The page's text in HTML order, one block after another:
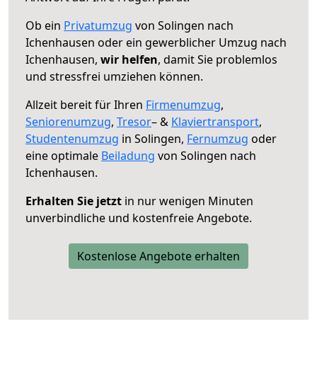
Ob ein Privatumzug von Solingen nach
Ichenhausen oder ein gewerblicher Umzug nach
Ichenhausen, wir helfen, damit Sie problemlos
und stressfrei umziehen können.
Allzeit bereit für Ihren Firmenumzug,
Seniorenumzug, Tresor– & Klaviertransport,
Studentenumzug in Solingen, Fernumzug oder
eine optimale Beiladung von Solingen nach
Ichenhausen.
Erhalten Sie jetzt in nur wenigen Minuten
unverbindliche und kostenfreie Angebote.
Kostenlose Angebote erhalten